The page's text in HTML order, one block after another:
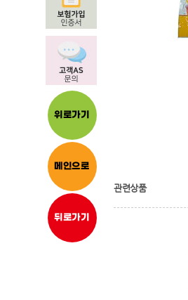
위로가기
메인으로
뒤로가기
관련상품